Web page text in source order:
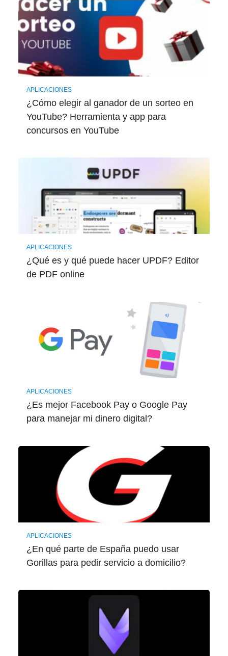
APLICACIONES
¿Cómo elegir al ganador de un sorteo en
YouTube? Herramienta y app para
concursos en YouTube
APLICACIONES
¿Qué es y qué puede hacer UPDF? Editor
de PDF online
APLICACIONES
¿Es mejor Facebook Pay o Google Pay
para manejar mi dinero digital?
APLICACIONES
¿En qué parte de España puedo usar
Gorillas para pedir servicio a domicilio?